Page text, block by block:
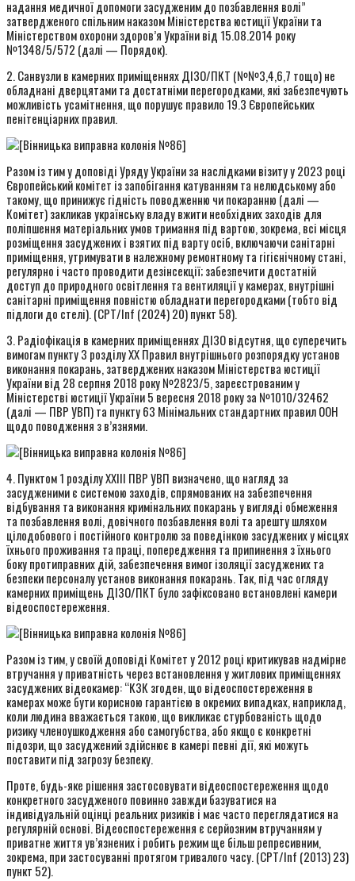
надання медичної допомоги засудженим до позбавлення волі”
затвердженого спільним наказом Міністерства юстиції України та
Міністерством охорони здоров’я України від 15.08.2014 року
№1348/5/572 (далі — Порядок).
2. Санвузли в камерних приміщеннях ДІЗО/ПКТ (№№3,4,6,7 тощо) не
обладнані дверцятами та достатніми перегородками, які забезпечують
можливість усамітнення, що порушує правило 19.3 Європейських
пенітенціарних правил.
Разом із тим у доповіді Уряду України за наслідками візиту у 2023 році
Європейський комітет із запобігання катуванням та нелюдському або
такому, що принижує гідність поводженню чи покаранню (далі —
Комітет) закликав українську владу вжити необхідних заходів для
поліпшення матеріальних умов тримання під вартою, зокрема, всі місця
розміщення засуджених і взятих під варту осіб, включаючи санітарні
приміщення, утримувати в належному ремонтному та гігієнічному стані,
регулярно і часто проводити дезінсекції; забезпечити достатній
доступ до природного освітлення та вентиляції у камерах, внутрішні
санітарні приміщення повністю обладнати перегородками (тобто від
підлоги до стелі). (CPT/Inf (2024) 20) пункт 58).
3. Радіофікація в камерних приміщеннях ДІЗО відсутня, що суперечить
вимогам пункту 3 розділу XX Правил внутрішнього розпорядку установ
виконання покарань, затверджених наказом Міністерства юстиції
України від 28 серпня 2018 року №2823/5, зареєстрованим у
Міністерстві юстиції України 5 вересня 2018 року за №1010/32462
(далі — ПВР УВП) та пункту 63 Мінімальних стандартних правил ООН
щодо поводження з в’язнями.
4. Пунктом 1 розділу XXIII ПВР УВП визначено, що нагляд за
засудженими є системою заходів, спрямованих на забезпечення
відбування та виконання кримінальних покарань у вигляді обмеження
та позбавлення волі, довічного позбавлення волі та арешту шляхом
цілодобового і постійного контролю за поведінкою засуджених у місцях
їхнього проживання та праці, попередження та припинення з їхнього
боку протиправних дій, забезпечення вимог ізоляції засуджених та
безпеки персоналу установ виконання покарань. Так, під час огляду
камерних приміщень ДІЗО/ПКТ було зафіксовано встановлені камери
відеоспостереження.
Разом із тим, у своїй доповіді Комітет у 2012 році критикував надмірне
втручання у приватність через встановлення у житлових приміщеннях
засуджених відеокамер: “КЗК згоден, що відеоспостереження в
камерах може бути корисною гарантією в окремих випадках, наприклад,
коли людина вважається такою, що викликає стурбованість щодо
ризику членоушкодження або самогубства, або якщо є конкретні
підозри, що засуджений здійснює в камері певні дії, які можуть
поставити під загрозу безпеку.
Проте, будь-яке рішення застосовувати відеоспостереження щодо
конкретного засудженого повинно завжди базуватися на
індивідуальній оцінці реальних ризиків і має часто переглядатися на
регулярній основі. Відеоспостереження є серйозним втручанням у
приватне життя ув’язнених і робить режим ще більш репресивним,
зокрема, при застосуванні протягом тривалого часу. (CPT/Inf (2013) 23)
пункт 52).